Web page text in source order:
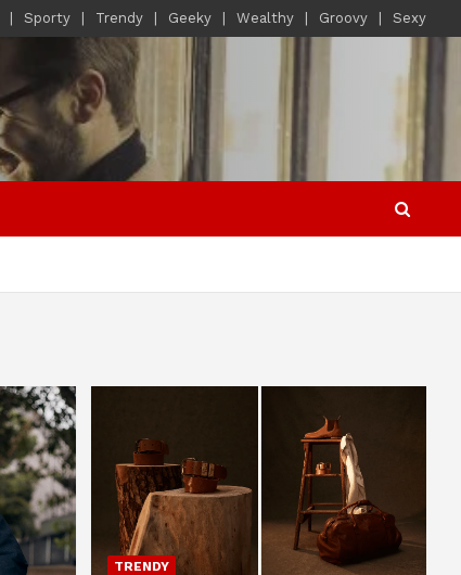
Sporty Trendy Geeky Wealthy Groovy Sexy
TRENDY